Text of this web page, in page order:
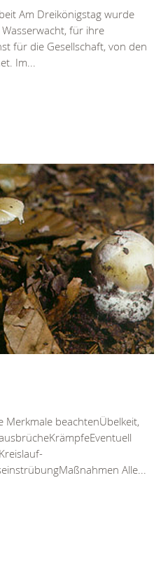
Am Dreikönigstag wurde
für ihre
für die Gesellschaft, von den
Im...
Merkmale beachtenÜbelkeit,
Alle...